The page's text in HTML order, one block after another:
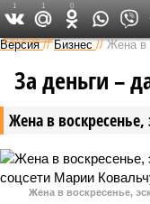
Версия //Бизнес //Жена в
Жена в
За деньги –
Жена в воскресенье,
1 1 0